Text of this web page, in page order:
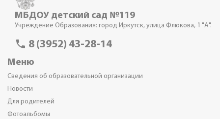
МБДОУ детский сад №119
Учреждение Образования: город Иркутск, улица Флюкова, 1 "А".
phone 8 (3952) 43-28-14
Меню
Сведения об образовательной организации
Новости
Для родителей
Фотоальбомы